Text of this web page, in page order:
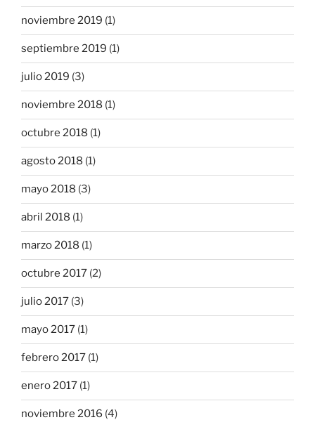
noviembre 2019 (1)
septiembre 2019 (1)
julio 2019 (3)
noviembre 2018 (1)
octubre 2018 (1)
agosto 2018 (1)
mayo 2018 (3)
abril 2018 (1)
marzo 2018 (1)
octubre 2017 (2)
julio 2017 (3)
mayo 2017 (1)
febrero 2017 (1)
enero 2017 (1)
noviembre 2016 (4)